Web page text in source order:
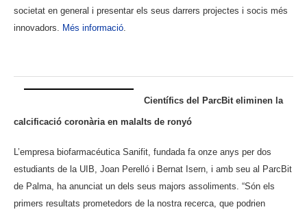
societat en general i presentar els seus darrers projectes i socis més
innovadors.
Més informació
Científics del ParcBit eliminen la
calcificació coronària en malalts de ronyó
L’empresa biofarmacéutica Sanifit, fundada fa onze anys per dos
estudiants de la UIB, Joan Perelló i Bernat Isern, i amb seu al ParcBit
de Palma, ha anunciat un dels seus majors assoliments. “Són els
primers resultats prometedors de la nostra recerca, que podrien